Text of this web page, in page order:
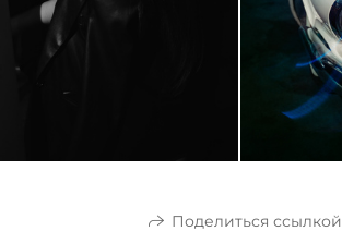
Поделиться ссылкой